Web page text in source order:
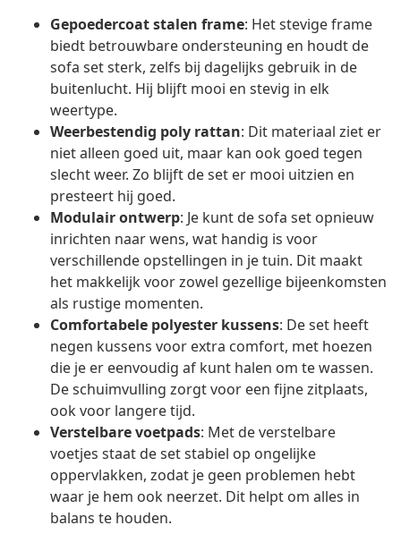
Gepoedercoat stalen frame: Het stevige frame
biedt betrouwbare ondersteuning en houdt de
sofa set sterk, zelfs bij dagelijks gebruik in de
buitenlucht. Hij blijft mooi en stevig in elk
weertype.
Weerbestendig poly rattan: Dit materiaal ziet er
niet alleen goed uit, maar kan ook goed tegen
slecht weer. Zo blijft de set er mooi uitzien en
presteert hij goed.
Modulair ontwerp: Je kunt de sofa set opnieuw
inrichten naar wens, wat handig is voor
verschillende opstellingen in je tuin. Dit maakt
het makkelijk voor zowel gezellige bijeenkomsten
als rustige momenten.
Comfortabele polyester kussens: De set heeft
negen kussens voor extra comfort, met hoezen
die je er eenvoudig af kunt halen om te wassen.
De schuimvulling zorgt voor een fijne zitplaats,
ook voor langere tijd.
Verstelbare voetpads: Met de verstelbare
voetjes staat de set stabiel op ongelijke
oppervlakken, zodat je geen problemen hebt
waar je hem ook neerzet. Dit helpt om alles in
balans te houden.